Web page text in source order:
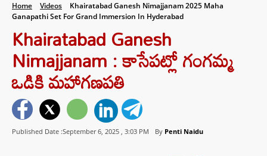
Home Videos
Khairatabad Ganesh Nimajjanam 2025 Maha
Ganapathi Set For Grand Immersion In Hyderabad
Khairatabad Ganesh
Nimajjanam : కాసేపట్లో గంగమ్మ
ఒడికి మహాగణపతి
Published Date :September 6, 2025 , 3:03 PM By Penti Naidu